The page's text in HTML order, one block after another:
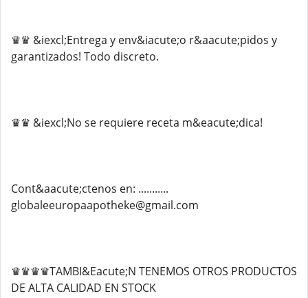
♛♛ &iexcl;Entrega y env&iacute;o r&aacute;pidos y
garantizados! Todo discreto.
♛♛ &iexcl;No se requiere receta m&eacute;dica!
Cont&aacute;ctenos en: ...........
globaleeuropaapotheke@gmail.com
♛♛♛♛TAMBI&Eacute;N TENEMOS OTROS PRODUCTOS
DE ALTA CALIDAD EN STOCK